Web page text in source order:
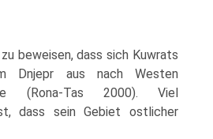
beweisen, dass sich Kuwrats
Dnjepr aus nach Westen
(Rona-Tas 2000). Viel
dass sein Gebiet ostlicher